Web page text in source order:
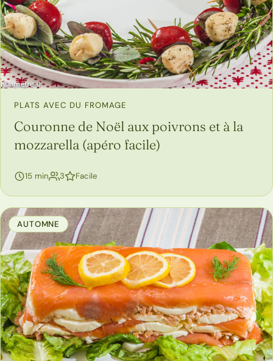
PLATS AVEC DU FROMAGE
Couronne de Noël aux poivrons et à la
mozzarella (apéro facile)
15 min 3personnes
Facile
AUTOMNE